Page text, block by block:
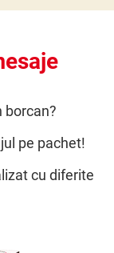
borcan?
pe pachet!
cu diferite